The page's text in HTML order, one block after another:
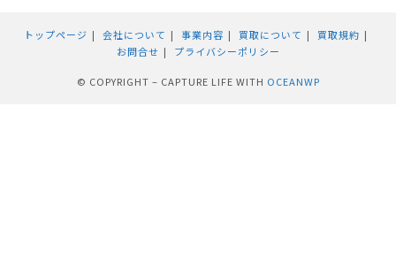
トップページ 会社について 事業内容 買取について
買取規約
お問合せ
プライバシーポリシー
© COPYRIGHT – CAPTURE LIFE WITH OCEANWP